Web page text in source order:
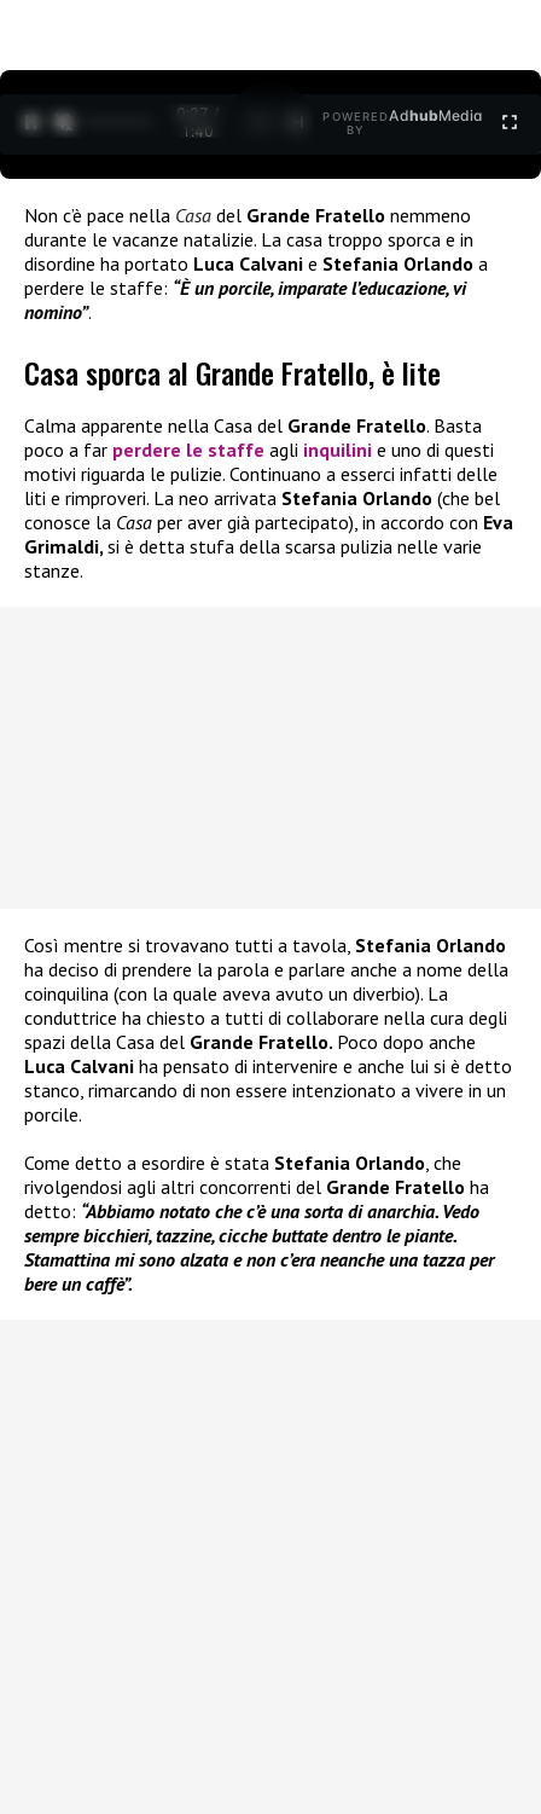
0:29 /
1:40
POWERED
BY
AdhubMedia
Non c’è pace nella Casa del Grande Fratello nemmeno
durante le vacanze natalizie. La casa troppo sporca e in
disordine ha portato Luca Calvani e Stefania Orlando a
perdere le staffe: “È un porcile, imparate l’educazione, vi
nomino”.
Casa sporca al Grande Fratello, è lite
Calma apparente nella Casa del Grande Fratello. Basta
poco a far perdere le staffe agli inquilini e uno di questi
motivi riguarda le pulizie. Continuano a esserci infatti delle
liti e rimproveri. La neo arrivata Stefania Orlando (che bel
conosce la Casa per aver già partecipato), in accordo con Eva
Grimaldi,si è detta stufa della scarsa pulizia nelle varie
stanze.
Così mentre si trovavano tutti a tavola, Stefania Orlando
ha deciso di prendere la parola e parlare anche a nome della
coinquilina (con la quale aveva avuto un diverbio). La
conduttrice ha chiesto a tutti di collaborare nella cura degli
spazi della Casa del Grande Fratello. Poco dopo anche
Luca Calvani ha pensato di intervenire e anche lui si è detto
stanco, rimarcando di non essere intenzionato a vivere in un
porcile.
Come detto a esordire è stata Stefania Orlando, che
rivolgendosi agli altri concorrenti del Grande Fratello ha
detto: “Abbiamo notato che c’è una sorta di anarchia. Vedo
sempre bicchieri, tazzine, cicche buttate dentro le piante.
Stamattina mi sono alzata e non c’era neanche una tazza per
bere un caffè”.